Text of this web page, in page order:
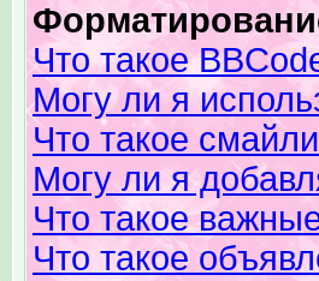
Что такое
Могу ли я
Что такое
Могу ли я
Что такое
Что такое